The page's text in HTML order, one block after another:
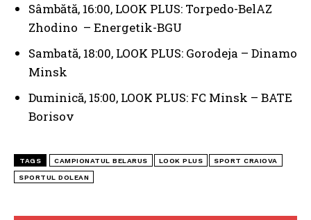
Sâmbătă, 16:00, LOOK PLUS: Torpedo-BelAZ
Zhodino – Energetik-BGU
Sambată, 18:00, LOOK PLUS: Gorodeja – Dinamo
Minsk
Duminică, 15:00, LOOK PLUS: FC Minsk – BATE
Borisov
TAGS CAMPIONATUL BELARUS LOOK PLUS SPORT CRAIOVA
SPORTUL DOLEAN